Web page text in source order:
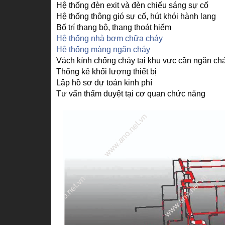
Hệ thống đèn exit và đèn chiếu sáng sự cố
Hệ thống thông gió sự cố, hút khói hành lang
Bố trí thang bộ, thang thoát hiểm
Hệ thống nhà bơm chữa cháy
Hệ thống màng ngăn cháy
Vách kính chống cháy tại khu vực cần ngăn
Thống kê khối lượng thiết bị
Lập hồ sơ dự toán kinh phí
Tư vấn thẩm duyệt tại cơ quan chức năng